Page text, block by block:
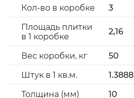
Кол-во в коробке
3
Площадь плитки
в 1 коробке
2,16
Вес коробки, кг
50
Штук в 1 кв.м.
1.3888
Толщина (мм)
10